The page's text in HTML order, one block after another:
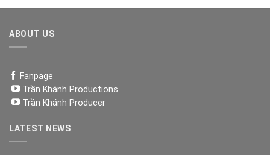
ABOUT US
Fanpage
Trần Khánh Productions
Trần Khánh Producer
LATEST NEWS